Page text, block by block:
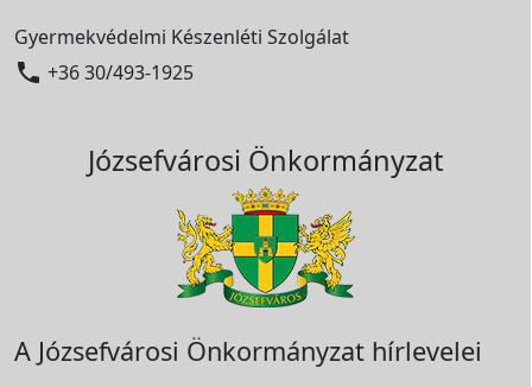
Gyermekvédelmi Készenléti Szolgálat
 +36 30/493-1925
Józsefvárosi Önkormányzat
A Józsefvárosi Önkormányzat hírlevelei